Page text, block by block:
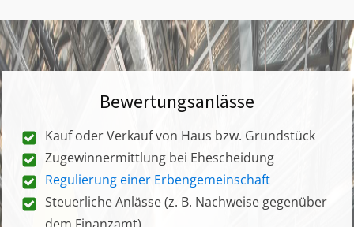
Bewertungsanlässe
Kauf oder Verkauf von Haus bzw. Grundstück
Zugewinnermittlung bei Ehescheidung
Regulierung einer Erbengemeinschaft
Steuerliche Anlässe (z. B. Nachweise gegenüber